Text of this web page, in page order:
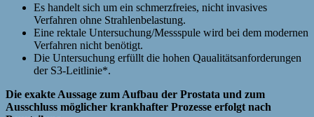
Es handelt sich um ein schmerzfreies, nicht invasives
Verfahren ohne Strahlenbelastung.
Eine rektale Untersuchung/Messspule wird bei dem modernen
Verfahren nicht benötigt.
Die Untersuchung erfüllt die hohen Qaualitätsanforderungen
der S3-Leitlinie*.
Die exakte Aussage zum Aufbau der Prostata und zum
Ausschluss möglicher krankhafter Prozesse erfolgt nach